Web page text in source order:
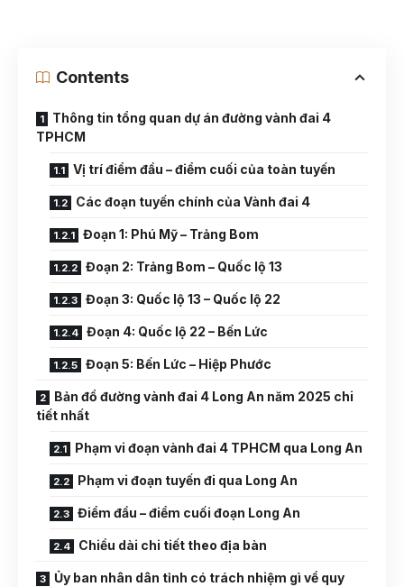
Contents
Thông tin tổng quan dự án đường vành đai 4
TPHCM
Vị trí điểm đầu – điểm cuối của toàn tuyến
Các đoạn tuyến chính của Vành đai 4
Đoạn 1: Phú Mỹ – Trảng Bom
Đoạn 2: Trảng Bom – Quốc lộ 13
Đoạn 3: Quốc lộ 13 – Quốc lộ 22
Đoạn 4: Quốc lộ 22 – Bến Lức
Đoạn 5: Bến Lức – Hiệp Phước
Bản đồ đường vành đai 4 Long An năm 2025 chi
tiết nhất
Phạm vi đoạn vành đai 4 TPHCM qua Long An
Phạm vi đoạn tuyến đi qua Long An
Điểm đầu – điểm cuối đoạn Long An
Chiều dài chi tiết theo địa bàn
Ủy ban nhân dân tỉnh có trách nhiệm gì về quy